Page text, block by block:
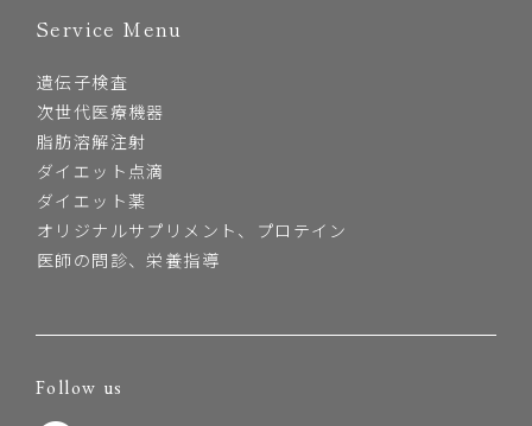
Service Menu
遺伝子検査
次世代医療機器
脂肪溶解注射
ダイエット点滴
ダイエット薬
オリジナルサプリメント、プロテイン
医師の問診、栄養指導
Follow us